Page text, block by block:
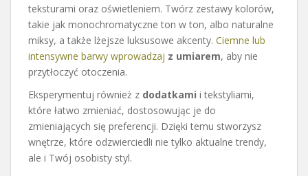
teksturami oraz oświetleniem. Twórz zestawy kolorów,
takie jak monochromatyczne ton w ton, albo naturalne
miksy, a także lżejsze luksusowe akcenty. Ciemne lub
intensywne barwy wprowadzaj z umiarem, aby nie
przytłoczyć otoczenia.
Eksperymentuj również z dodatkami i tekstyliami,
które łatwo zmieniać, dostosowując je do
zmieniających się preferencji. Dzięki temu stworzysz
wnętrze, które odzwierciedli nie tylko aktualne trendy,
ale i Twój osobisty styl.